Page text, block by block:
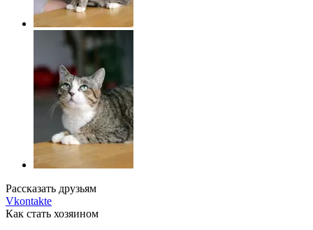
Рассказать друзьям
Vkontakte
Как стать хозяином